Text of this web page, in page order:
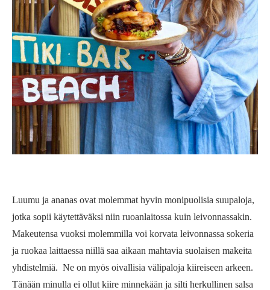
Luumu ja ananas ovat molemmat hyvin monipuolisia suupaloja,
jotka sopii käytettäväksi niin ruoanlaitossa kuin leivonnassakin.
Makeutensa vuoksi molemmilla voi korvata leivonnassa sokeria
ja ruokaa laittaessa niillä saa aikaan mahtavia suolaisen makeita
yhdistelmiä. Ne on myös oivallisia välipaloja kiireiseen arkeen.
Tänään minulla ei ollut kiire minnekään ja silti herkullinen salsa